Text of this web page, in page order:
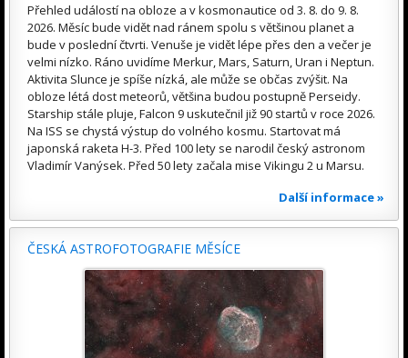
Přehled událostí na obloze a v kosmonautice od 3. 8. do 9. 8.
2026. Měsíc bude vidět nad ránem spolu s většinou planet a
bude v poslední čtvrti. Venuše je vidět lépe přes den a večer je
velmi nízko. Ráno uvidíme Merkur, Mars, Saturn, Uran i Neptun.
Aktivita Slunce je spíše nízká, ale může se občas zvýšit. Na
obloze létá dost meteorů, většina budou postupně Perseidy.
Starship stále pluje, Falcon 9 uskutečnil již 90 startů v roce 2026.
Na ISS se chystá výstup do volného kosmu. Startovat má
japonská raketa H-3. Před 100 lety se narodil český astronom
Vladimír Vanýsek. Před 50 lety začala mise Vikingu 2 u Marsu.
Další informace »
ČESKÁ ASTROFOTOGRAFIE MĚSÍCE